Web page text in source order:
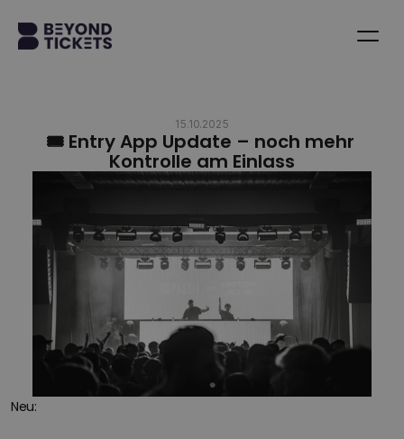
15.10.2025
🎟️ Entry App Update – noch mehr
Kontrolle am Einlass
Neu: